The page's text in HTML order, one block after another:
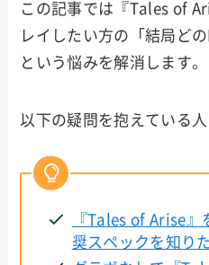
この記事では『Tales of
レイしたい方の「結局ど
という悩みを解消します。
以下の疑問を抱えている
『Tales of Arise』
奨スペックを知り